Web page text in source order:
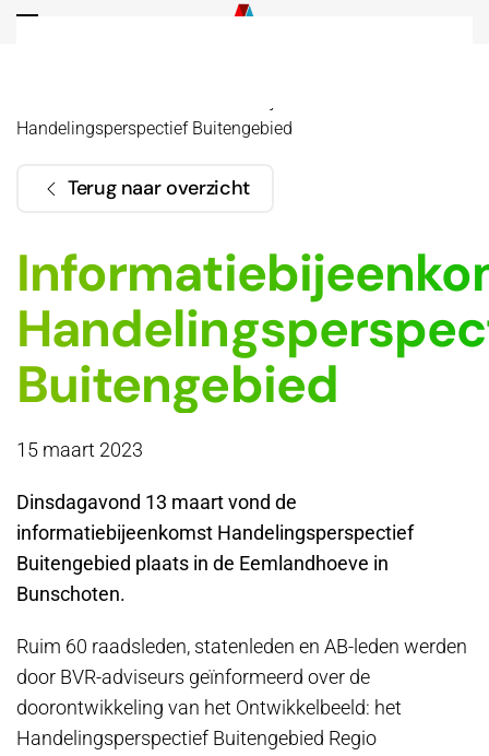
Handelingsperspectief Buitengebied
Terug naar overzicht
Buitengebied
15 maart 2023
Dinsdagavond 13 maart vond de
informatiebijeenkomst Handelingsperspectief
Buitengebied plaats in de Eemlandhoeve in
Bunschoten.
Ruim 60 raadsleden, statenleden en AB-leden werden
door BVR-adviseurs geïnformeerd over de
doorontwikkeling van het Ontwikkelbeeld: het
Handelingsperspectief Buitengebied Regio